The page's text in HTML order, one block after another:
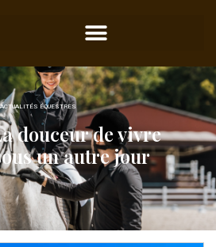
ACTUALITÉS ÉQUESTRES
douceur de vivre
un autre jour